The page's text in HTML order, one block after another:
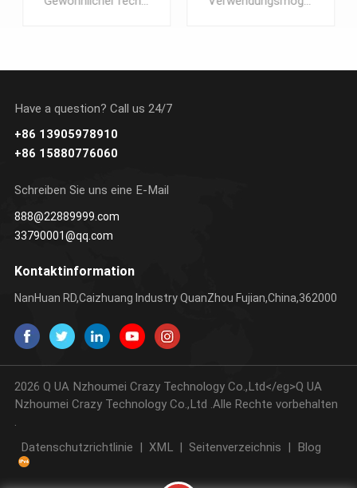
ERFAHREN SIE
Have a question? Call us 24/7
+86 13905978910
+86 15880776060
Schreiben Sie uns eine E-Mail
888@22889999.com
33790001@qq.com
Kontaktinformation
NanHuan RD,Caizhuang Industry QuanZhou Fujian,China,362000
2026 Q UA Nzhoumei Crazy Technology Co.,Ltd</eg>Q UA
Nzhoumei Crazy Technology Co.,Ltd .Alle Rechte vorbehalten
.
Datenschutzrichtlinie | XML | Seitenverzeichnis | Blog